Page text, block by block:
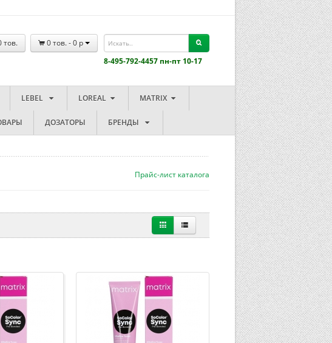
8-495-792-4457 пн-пт 10-17
тов. 0тов. -0 p
LEBEL LOREAL MATRIX
ДОЗАТОРЫ БРЕНДЫ
Прайс-лист каталога